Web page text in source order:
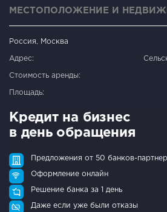
МЕСТОПОЛОЖЕНИЕ И
Россия, Москва
Адрес:
Стоимость аренды:
Площадь:
Кредит на бизнес
в день обращения
Предложения от 50 банков-
Оформление онлайн
Решение банка за 1 день
Даже если уже были отказы